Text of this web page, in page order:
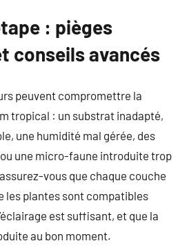
: pièges
conseils avancés
peuvent compromettre la
tropical : un substrat inadapté,
une humidité mal gérée, des
une micro-faune introduite trop
vous que chaque couche
les plantes sont compatibles
est suffisant, et que la
au bon moment.